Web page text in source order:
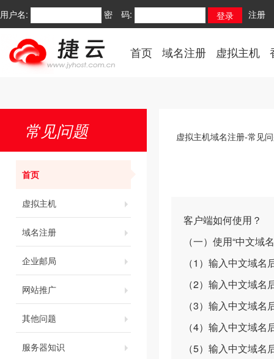
用户名: 密 码: 注册
首页 域名注册 虚拟主机
常见问题
首页
虚拟主机
域名注册
企业邮局
网站推广
其他问题
服务器知识
虚拟主机域名注册-常见
客户端如何使用？
（一）使用“中文
（1）输入中文域
（2）输入中文域
（3）输入中文域
（4）输入中文域
（5）输入中文域